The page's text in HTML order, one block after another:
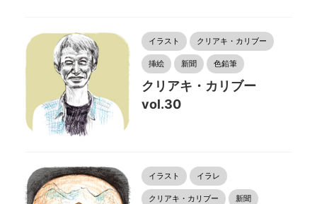
イラスト クリアキ・カリブー
挿絵 新聞 色鉛筆
クリアキ・カリブー
vol.30
イラスト イラレ
クリアキ・カリブー 新聞